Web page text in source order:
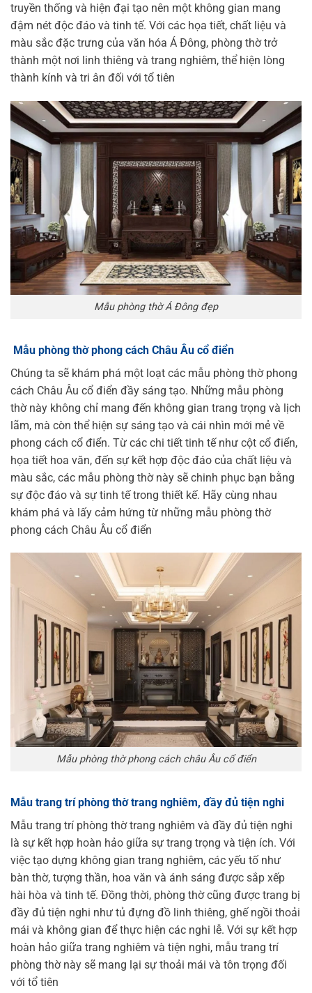
truyền thống và hiện đại tạo nên một không gian mang
đậm nét độc đáo và tinh tế. Với các họa tiết, chất liệu và
màu sắc đặc trưng của văn hóa Á Đông, phòng thờ trở
thành một nơi linh thiêng và trang nghiêm, thể hiện lòng
thành kính và tri ân đối với tổ tiên
Mẫu phòng thờ Á Đông đẹp
Mẫu phòng thờ phong cách Châu Âu cổ điển
Chúng ta sẽ khám phá một loạt các mẫu phòng thờ phong
cách Châu Âu cổ điển đầy sáng tạo. Những mẫu phòng
thờ này không chỉ mang đến không gian trang trọng và lịch
lãm, mà còn thể hiện sự sáng tạo và cái nhìn mới mẻ về
phong cách cổ điển. Từ các chi tiết tinh tế như cột cổ điển,
họa tiết hoa văn, đến sự kết hợp độc đáo của chất liệu và
màu sắc, các mẫu phòng thờ này sẽ chinh phục bạn bằng
sự độc đáo và sự tinh tế trong thiết kế. Hãy cùng nhau
khám phá và lấy cảm hứng từ những mẫu phòng thờ
phong cách Châu Âu cổ điển
Mẫu phòng thờ phong cách châu Âu cổ điển
Mẫu trang trí phòng thờ trang nghiêm, đầy đủ tiện nghi
Mẫu trang trí phòng thờ trang nghiêm và đầy đủ tiện nghi
là sự kết hợp hoàn hảo giữa sự trang trọng và tiện ích. Với
việc tạo dựng không gian trang nghiêm, các yếu tố như
bàn thờ, tượng thần, hoa văn và ánh sáng được sắp xếp
hài hòa và tinh tế. Đồng thời, phòng thờ cũng được trang bị
đầy đủ tiện nghi như tủ đựng đồ linh thiêng, ghế ngồi thoải
mái và không gian để thực hiện các nghi lễ. Với sự kết hợp
hoàn hảo giữa trang nghiêm và tiện nghi, mẫu trang trí
phòng thờ này sẽ mang lại sự thoải mái và tôn trọng đối
với tổ tiên